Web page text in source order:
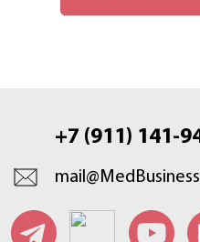
+7 (911) 141-